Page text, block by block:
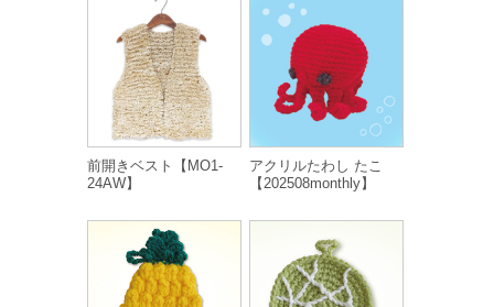
前開きベスト【MO1-
24AW】
アクリルたわし たこ
【202508monthly】